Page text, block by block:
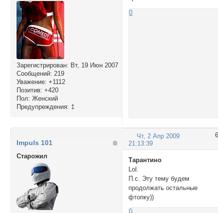
Зарегистрирован: Вт, 19 Июн 2007
Сообщений: 219
Уважение: +1112
Позитив: +420
Пол: Женский
Предупреждения: ‡
0
6
Чт, 2 Апр 2009
21:13:39
Impuls 101
Cтарожил
Тарантино
Lol.
П.с. Эту тему будем
продолжать остальные
фтопку))
0